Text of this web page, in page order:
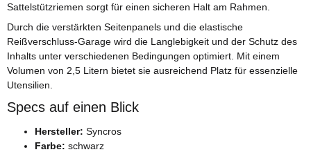
Sattelstützriemen sorgt für einen sicheren Halt am Rahmen.
Durch die verstärkten Seitenpanels und die elastische
Reißverschluss-Garage wird die Langlebigkeit und der Schutz des
Inhalts unter verschiedenen Bedingungen optimiert. Mit einem
Volumen von 2,5 Litern bietet sie ausreichend Platz für essenzielle
Utensilien.
Specs auf einen Blick
Hersteller: Syncros
Farbe: schwarz